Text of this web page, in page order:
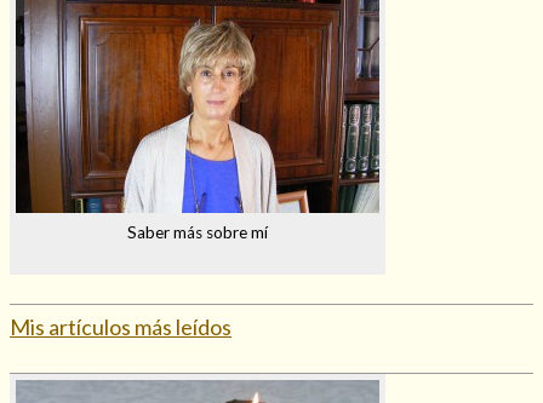
Saber más sobre mí
Mis artículos más leídos